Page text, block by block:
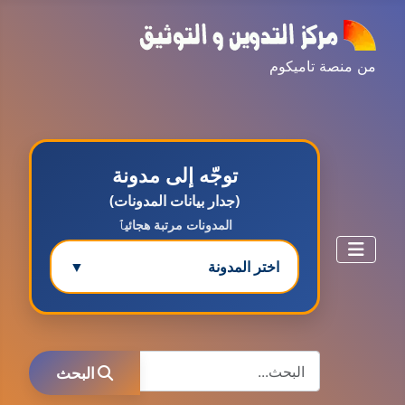
من منصة تاميكوم
توجّه إلى مدونة
(جدار بيانات المدونات)
المدونات مرتبة هجائيٱ
اختر المدونة ▼
البحث
البحث